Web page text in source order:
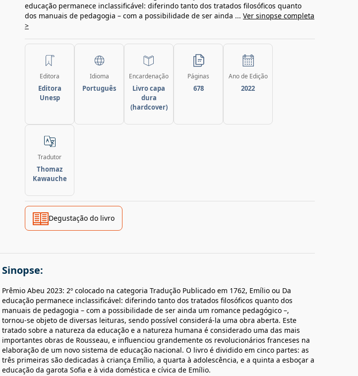
educação permanece inclassificável: diferindo tanto dos tratados filosóficos quanto
dos manuais de pedagogia – com a possibilidade de ser ainda ... Ver sinopse completa
>
Editora
Editora
Unesp
Idioma
Português
Encardenação
Livro capa
dura
(hardcover)
Páginas
678
Ano de Edição
2022
Tradutor
Thomaz
Kawauche
Degustação do livro
Sinopse:
Prêmio Abeu 2023: 2º colocado na categoria Tradução Publicado em 1762, Emílio ou Da
educação permanece inclassificável: diferindo tanto dos tratados filosóficos quanto dos
manuais de pedagogia – com a possibilidade de ser ainda um romance pedagógico –,
tornou-se objeto de diversas leituras, sendo possível considerá-la uma obra aberta. Este
tratado sobre a natureza da educação e a natureza humana é considerado uma das mais
importantes obras de Rousseau, e influenciou grandemente os revolucionários franceses na
elaboração de um novo sistema de educação nacional. O livro é dividido em cinco partes: as
três primeiras são dedicadas à criança Emílio, a quarta à adolescência, e a quinta a esboçar a
educação da garota Sofia e à vida doméstica e cívica de Emílio.